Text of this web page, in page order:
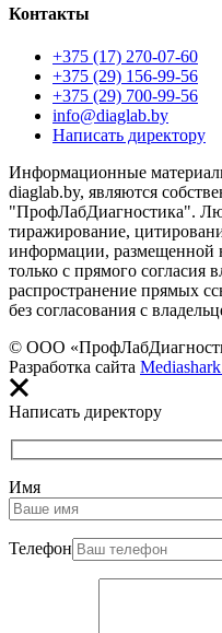
Контакты
+375 (17) 270-07-60
+375 (29) 156-99-56
+375 (29) 700-99-56
info@diaglab.by
Написать директору
Информационные
diaglab.by, являются
"ПрофЛабДиагностика".
тиражирование,
информации, размещенной
только с прямого согласия
распространение прямых
без согласования с
© ООО
Разработка сайта
Написать директору
Имя
Телефон